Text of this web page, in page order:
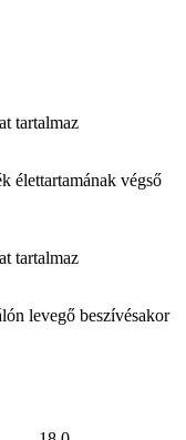
tartalmaz
élettartamának végső
tartalmaz
levegő beszívésakor